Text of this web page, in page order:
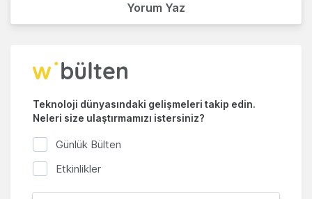
Yorum Yaz
Teknoloji dünyasındaki gelişmeleri takip edin.
Neleri size ulaştırmamızı istersiniz?
Günlük Bülten
Etkinlikler